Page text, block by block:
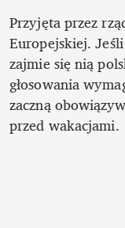
Przyjęta przez
Europejskiej.
zajmie się nią
głosowania
zaczną
przed wakacjami.